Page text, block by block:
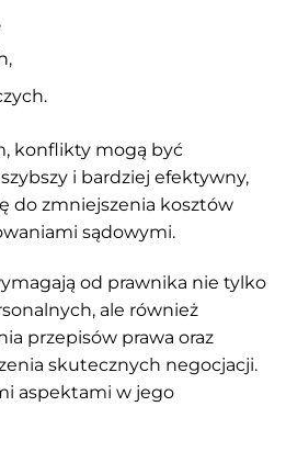
konflikty mogą być
i bardziej efektywny,
do zmniejszenia kosztów
sądowymi.
od prawnika nie tylko
ale również
przepisów prawa oraz
skutecznych negocjacji.
aspektami w jego